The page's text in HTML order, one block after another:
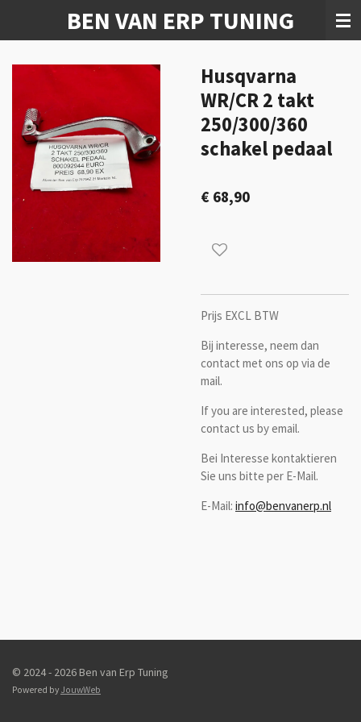
de
BEN VAN ERP TUNING
Husqvarna
WR/CR 2 takt
250/300/360
schakel pedaal
€ 68,90
Prijs EXCL BTW
Bij interesse, neem dan
contact met ons op via de
mail.
If you are interested, please
contact us by email.
Bei Interesse kontaktieren
Sie uns bitte per E-Mail.
E-Mail: info@benvanerp.nl
© 2024 - 2026 Ben van Erp Tuning
Powered by JouwWeb